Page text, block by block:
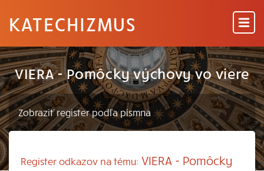
KATECHIZMUS
VIERA - Pomôcky výchovy vo viere
Register odkazov na tému: VIERA - Pomôcky